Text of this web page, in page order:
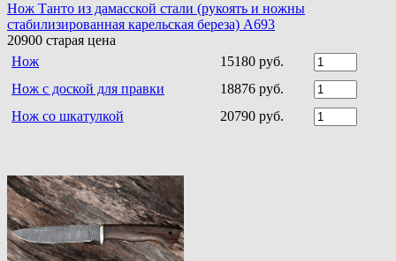
Нож Танто из дамасской стали (рукоять и ножны
стабилизированная карельская береза) A693
20900 старая цена
Нож
15180 руб.
Нож с доской для правки
18876 руб.
Нож со шкатулкой
20790 руб.